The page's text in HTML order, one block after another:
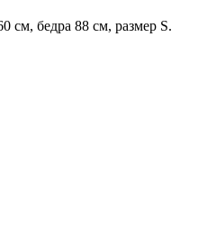
см, бедра 88 см, размер S.